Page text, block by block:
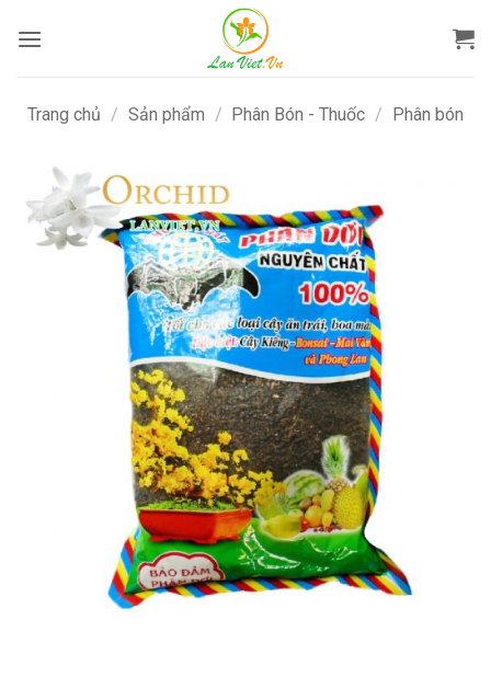
qua
Trang chủ / Sản phẩm / Phân Bón - Thuốc / Phân bón